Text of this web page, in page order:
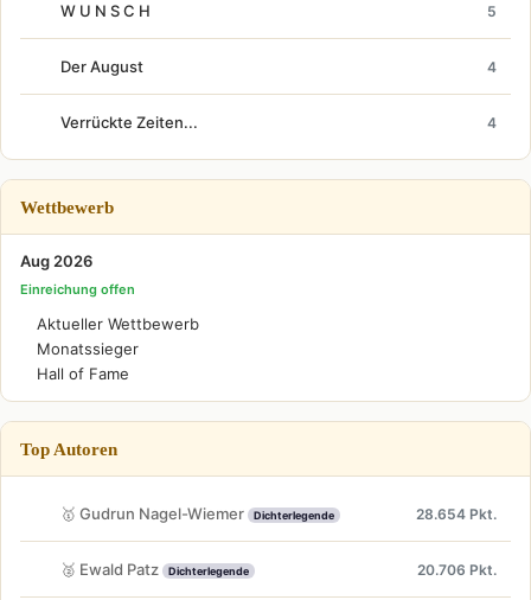
W U N S C H 5
Der August 4
Verrückte Zeiten... 4
Wettbewerb
Aug 2026
Einreichung offen
Aktueller Wettbewerb
Monatssieger
Hall of Fame
Top Autoren
🥇 Gudrun Nagel-Wiemer Dichterlegende 28.654 Pkt.
🥈 Ewald Patz Dichterlegende 20.706 Pkt.